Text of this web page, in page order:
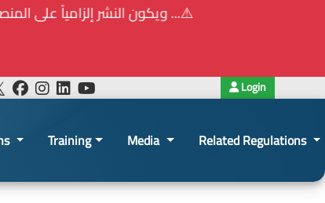
⚠️... ويكون النشر إلزامياً على المنصة
Login
Training Media Related Regulations